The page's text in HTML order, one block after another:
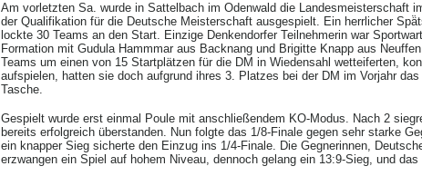
Am vorletzten Sa. wurde in Sattelbach im Odenwald die Landesmeisterschaft
der Qualifikation für die Deutsche Meisterschaft ausgespielt. Ein herrlicher
lockte 30 Teams an den Start. Einzige Denkendorfer Teilnehmerin war
Formation mit Gudula Hammmar aus Backnang und Brigitte Knapp aus
Teams um einen von 15 Startplätzen für die DM in Wiedensahl wetteiferten,
aufspielen, hatten sie doch aufgrund ihres 3. Platzes bei der DM im Vorjahr
Tasche.
Gespielt wurde erst einmal Poule mit anschließendem KO-Modus. Nach 2
bereits erfolgreich überstanden. Nun folgte das 1/8-Finale gegen sehr starke
ein knapper Sieg sicherte den Einzug ins 1/4-Finale. Die Gegnerinnen,
erzwangen ein Spiel auf hohem Niveau, dennoch gelang ein 13:9-Sieg, und